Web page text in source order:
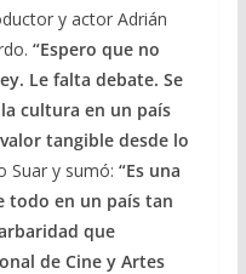
y actor Adrián
“Espero que no
Le falta debate. Se
cultura en un país
tangible desde lo
Suar y sumó: “Es una
todo en un país tan
que
de Cine y Artes